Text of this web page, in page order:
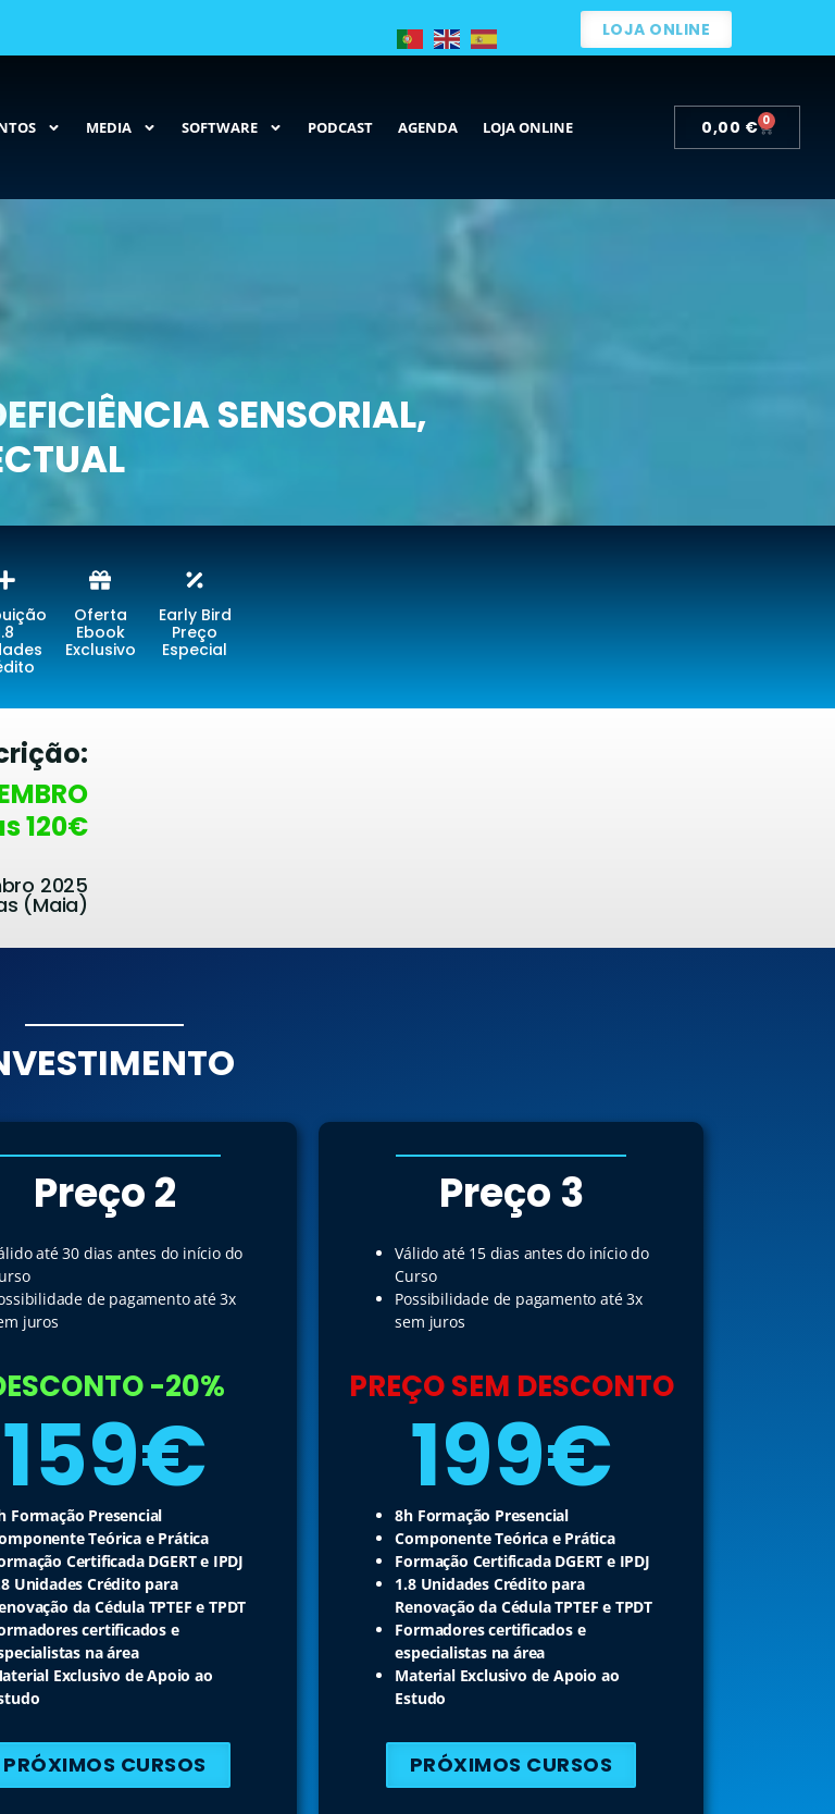
LOJA ONLINE
MEDIA SOFTWARE PODCAST AGENDA LOJA ONLINE 0,00 € 0
SENSORIAL,
Oferta
Ebook
Exclusivo
Early Bird
Preço
Especial
120€
2025
(Maia)
Preço 2
até 30 dias antes do início do
de pagamento até 3x
juros
-20%
159€
Formação Presencial
Teórica e Prática
Certificada DGERT e IPDJ
Unidades Crédito para
da Cédula TPTEF e TPDT
certificados e
na área
Exclusivo de Apoio ao
PRÓXIMOS CURSOS
Preço 3
Válido até 15 dias antes do início do
Curso
Possibilidade de pagamento até 3x
sem juros
PREÇO SEM DESCONTO
199€
8h Formação Presencial
Componente Teórica e Prática
Formação Certificada DGERT e IPDJ
1.8 Unidades Crédito para
Renovação da Cédula TPTEF e TPDT
Formadores certificados e
especialistas na área
Material Exclusivo de Apoio ao
Estudo
PRÓXIMOS CURSOS